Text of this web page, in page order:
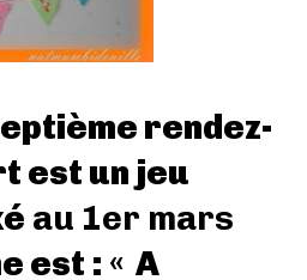
rendez-
est un jeu
au 1er mars
est : « A